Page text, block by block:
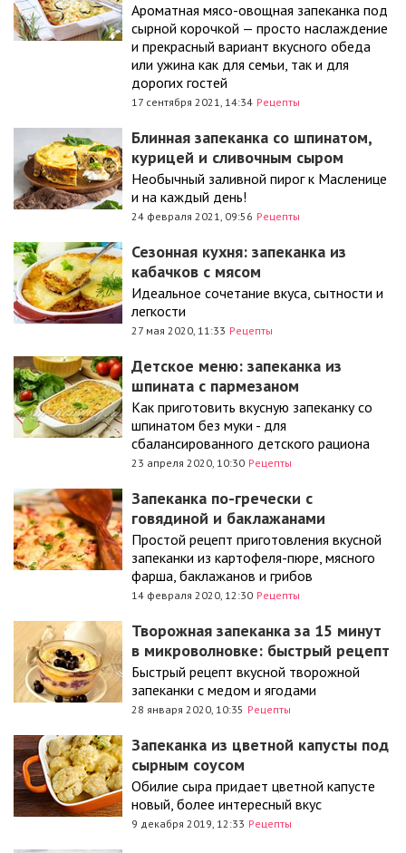
Ароматная мясо-овощная запеканка под
сырной корочкой — просто наслаждение
и прекрасный вариант вкусного обеда
или ужина как для семьи, так и для
дорогих гостей
17 сентября 2021, 14:34 Рецепты
Блинная запеканка со шпинатом,
курицей и сливочным сыром
Необычный заливной пирог к Масленице
и на каждый день!
24 февраля 2021, 09:56 Рецепты
Сезонная кухня: запеканка из
кабачков с мясом
Идеальное сочетание вкуса, сытности и
легкости
27 мая 2020, 11:33 Рецепты
Детское меню: запеканка из
шпината с пармезаном
Как приготовить вкусную запеканку со
шпинатом без муки - для
сбалансированного детского рациона
23 апреля 2020, 10:30 Рецепты
Запеканка по-гречески с
говядиной и баклажанами
Простой рецепт приготовления вкусной
запеканки из картофеля-пюре, мясного
фарша, баклажанов и грибов
14 февраля 2020, 12:30 Рецепты
Творожная запеканка за 15 минут
в микроволновке: быстрый рецепт
Быстрый рецепт вкусной творожной
запеканки с медом и ягодами
28 января 2020, 10:35 Рецепты
Запеканка из цветной капусты под
сырным соусом
Обилие сыра придает цветной капусте
новый, более интересный вкус
9 декабря 2019, 12:33 Рецепты